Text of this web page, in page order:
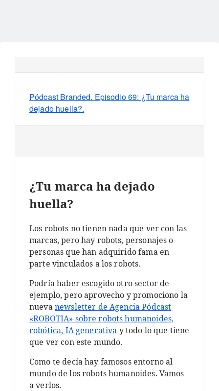
Pódcast Branded. Episodio 69: ¿Tu marca ha
dejado huella?.
¿Tu marca ha dejado
huella?
Los robots no tienen nada que ver con las
marcas, pero hay robots, personajes o
personas que han adquirido fama en
parte vinculados a los robots.
Podría haber escogido otro sector de
ejemplo, pero aprovecho y promociono la
nuevanewsletter de Agencia Pódcast
«ROBOTIA» sobre robots humanoides,
robótica, IA generativa y todo lo que tiene
que ver con este mundo.
Como te decía hay famosos entorno al
mundo de los robots humanoides. Vamos
a verlos.